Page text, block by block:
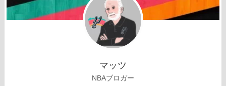
マッツ
NBAブロガー